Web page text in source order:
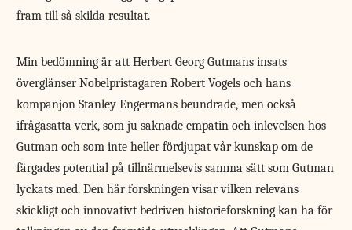
fram till så skilda resultat.
Min bedömning är att Herbert Georg Gutmans insats
överglänser Nobelpristagaren Robert Vogels och hans
kompanjon Stanley Engermans beundrade, men också
ifrågasatta verk, som ju saknade empatin och inlevelsen hos
Gutman och som inte heller fördjupat vår kunskap om de
färgades potential på tillnärmelsevis samma sätt som Gutman
lyckats med. Den här forskningen visar vilken relevans
skickligt och innovativt bedriven historieforskning kan ha för